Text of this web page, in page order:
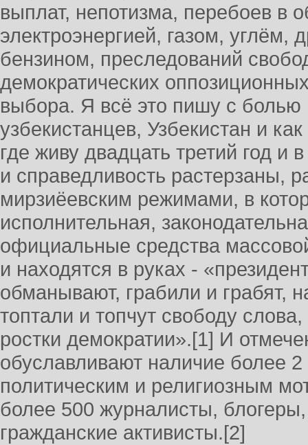
выплат, непотизма, перебоев в
электроэнергией, газом, углём,
бензином, преследований
демократических
выбора. Я всё это пишу с болью
узбекистанцев, Узбекистан и
где живу двадцать третий год и
и справедливость растерзаны,
мирзиёевским режимами, в
исполнительная,
официальные средства
и находятся в руках -
обманывают, грабили и грабят,
топтали и топчут свободу
ростки демократии».[1] И
обуславливают наличие более
политическим и религиозным
более 500 журналисты,
гражданские активисты.[2]